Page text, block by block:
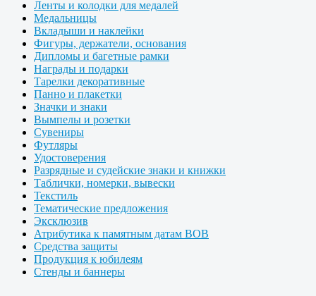
Ленты и колодки для медалей
Медальницы
Вкладыши и наклейки
Фигуры, держатели, основания
Дипломы и багетные рамки
Награды и подарки
Тарелки декоративные
Панно и плакетки
Значки и знаки
Вымпелы и розетки
Сувениры
Футляры
Удостоверения
Разрядные и судейские знаки и книжки
Таблички, номерки, вывески
Текстиль
Тематические предложения
Эксклюзив
Атрибутика к памятным датам ВОВ
Средства защиты
Продукция к юбилеям
Стенды и баннеры